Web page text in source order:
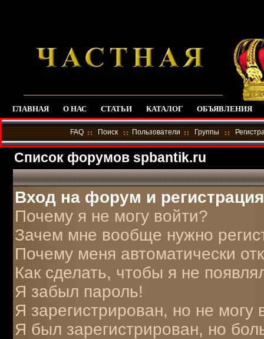
ГЛАВНАЯ О НАС СТАТЬИ КАТАЛОГ ОБЪЯВЛЕНИЯ
FAQ Поиск Пользователи Группы
Список форумов spbantik.ru
Вход на форум и регистрация
Почему я не могу войти?
Зачем мне вообще нужно
Почему меня автоматически
Как сделать, чтобы я не
Я забыл пароль!
Я зарегистрирован, но не могу
Я был зарегистрирован, но